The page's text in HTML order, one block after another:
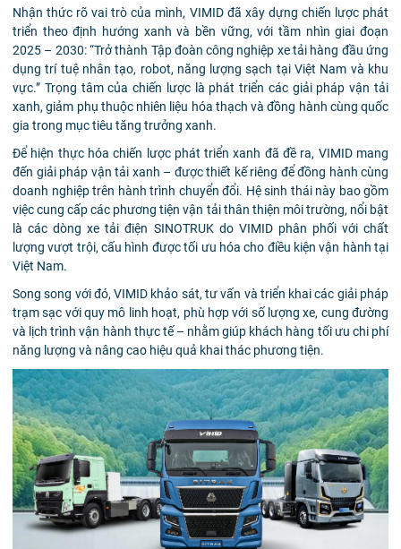
Nhận thức rõ vai trò của mình, VIMID đã xây dựng chiến lược phát
triển theo định hướng xanh và bền vững, với tầm nhìn giai đoạn
2025 – 2030: “Trở thành Tập đoàn công nghiệp xe tải hàng đầu ứng
dụng trí tuệ nhân tạo, robot, năng lượng sạch tại Việt Nam và khu
vực.” Trọng tâm của chiến lược là phát triển các giải pháp vận tải
xanh, giảm phụ thuộc nhiên liệu hóa thạch và đồng hành cùng quốc
gia trong mục tiêu tăng trưởng xanh.
Để hiện thực hóa chiến lược phát triển xanh đã đề ra, VIMID mang
đến giải pháp vận tải xanh – được thiết kế riêng để đồng hành cùng
doanh nghiệp trên hành trình chuyển đổi. Hệ sinh thái này bao gồm
việc cung cấp các phương tiện vận tải thân thiện môi trường, nổi bật
là các dòng xe tải điện SINOTRUK do VIMID phân phối với chất
lượng vượt trội, cấu hình được tối ưu hóa cho điều kiện vận hành tại
Việt Nam.
Song song với đó, VIMID khảo sát, tư vấn và triển khai các giải pháp
trạm sạc với quy mô linh hoạt, phù hợp với số lượng xe, cung đường
và lịch trình vận hành thực tế – nhằm giúp khách hàng tối ưu chi phí
năng lượng và nâng cao hiệu quả khai thác phương tiện.